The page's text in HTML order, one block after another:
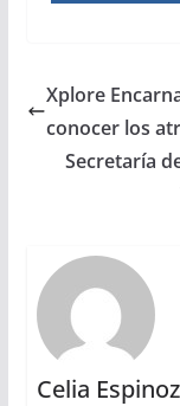
Xplore
conocer los
Secretaría
Celia